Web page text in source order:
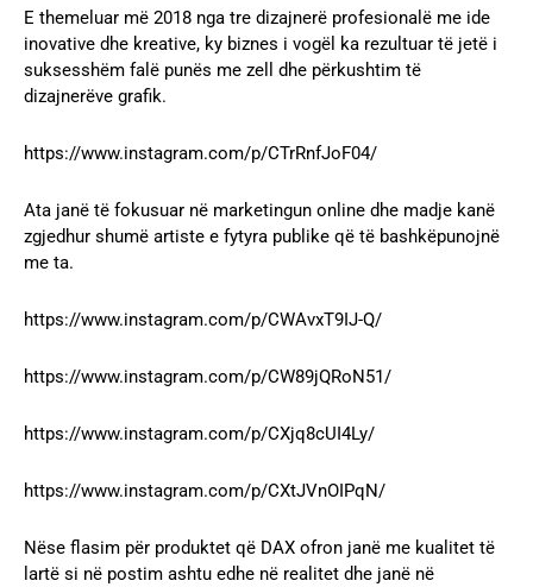
E themeluar më 2018 nga tre dizajnerë profesionalë me ide
inovative dhe kreative, ky biznes i vogël ka rezultuar të jetë i
suksesshëm falë punës me zell dhe përkushtim të
dizajnerëve grafik.
https://www.instagram.com/p/CTrRnfJoF04/
Ata janë të fokusuar në marketingun online dhe madje kanë
zgjedhur shumë artiste e fytyra publike që të bashkëpunojnë
me ta.
https://www.instagram.com/p/CWAvxT9IJ-Q/
https://www.instagram.com/p/CW89jQRoN51/
https://www.instagram.com/p/CXjq8cUI4Ly/
https://www.instagram.com/p/CXtJVnOIPqN/
Nëse flasim për produktet që DAX ofron janë me kualitet të
lartë si në postim ashtu edhe në realitet dhe janë në